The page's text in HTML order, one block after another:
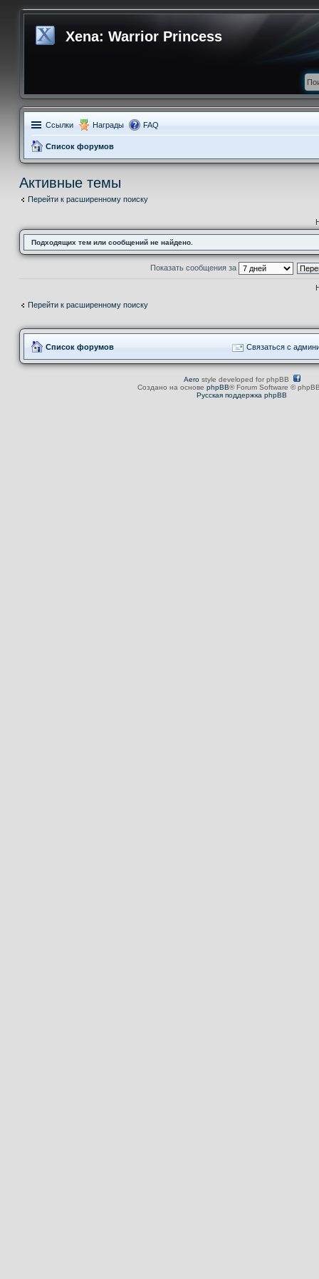
Xena: Warrior Princess
Ссылки Награды FAQ
Список форумов
Активные темы
Перейти к расширенному поиску
Подходящих тем или сообщений не найдено.
Показать сообщения за
Перейти к расширенному поиску
Список форумов Связаться с
Aerostyle developed for phpBB
Создано на основе phpBB® Forum Software ©
Русская поддержка phpBB